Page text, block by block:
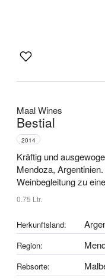
Maal Wines
Bestial
2014
Kräftig und
Mendoza, Argentinien.
Weinbegleitung zu
0.75 Ltr.
Herkunftsland:
Region:
Rebsorte: